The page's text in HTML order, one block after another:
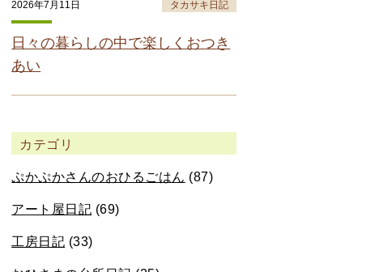
2026年7月11日 タカサキ日記
日々の暮らしの中で楽しくおつき
あい
カテゴリ
ぷかぷかさんのおひるごはん (87)
アート屋日記 (69)
工房日記 (33)